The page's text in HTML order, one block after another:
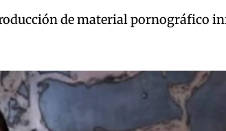
de material pornográfico